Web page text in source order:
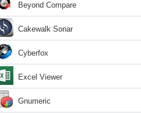
Beyond Compare
Cakewalk Sonar
Cyberfox
Excel Viewer
Gnumeric